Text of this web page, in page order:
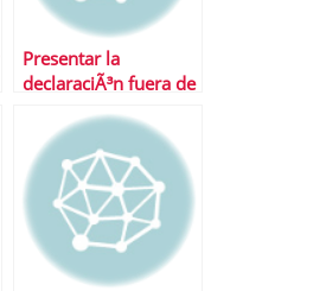
Presentar la
declaraciÃ³n fuera de